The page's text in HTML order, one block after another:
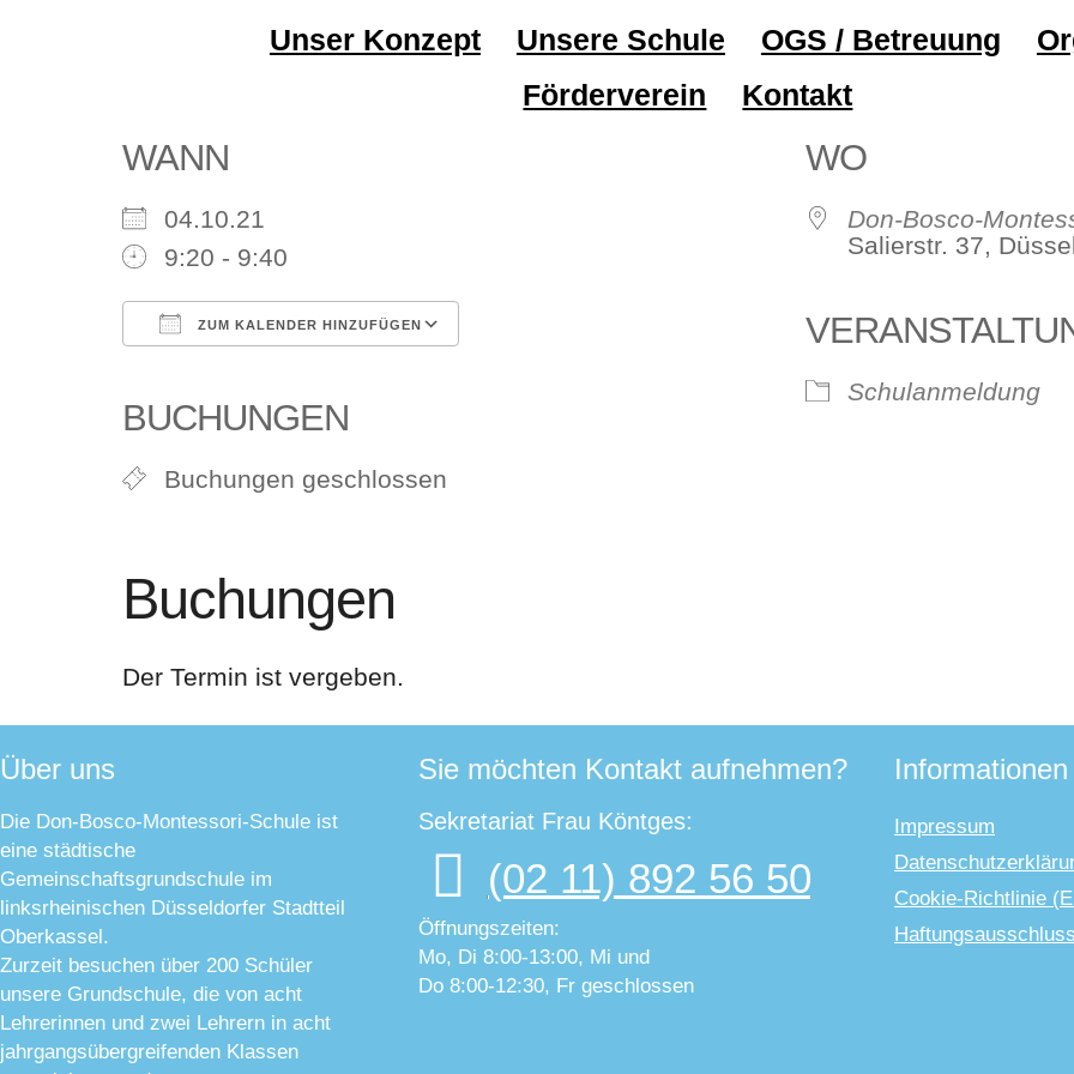
Unser Konzept Unsere Schule OGS / Betreuung
Förderverein
Kontakt
WANN
04.10.21
9:20 - 9:40
ZUM KALENDER HINZUFÜGEN
BUCHUNGEN
Buchungen geschlossen
WO
Don-Bosco-
Salierstr. 37,
Schulanmeldung
Buchungen
Der Termin ist vergeben.
Über uns
Die Don-Bosco-Montessori-Schule ist
eine städtische
Gemeinschaftsgrundschule im
linksrheinischen Düsseldorfer Stadtteil
Oberkassel.
Zurzeit besuchen über 200 Schüler
unsere Grundschule, die von acht
Lehrerinnen und zwei Lehrern in acht
jahrgangsübergreifenden Klassen
Sie möchten Kontakt aufnehmen?
Sekretariat Frau Köntges:
(02 11) 892 56 50
Öffnungszeiten:
Mo, Di 8:00-13:00, Mi und
Do 8:00-12:30, Fr geschlossen
Informationen
Impressum
Cookie-Richtlinie
Haftungsausschluss